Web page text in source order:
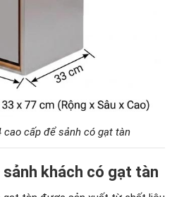
cấp để sảnh có gạt tàn
khách có gạt tàn